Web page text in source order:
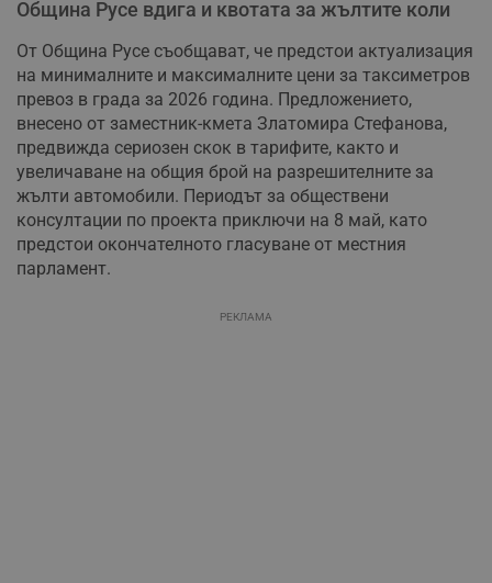
Община Русе вдига и квотата за жълтите коли
От Община Русе съобщават, че предстои актуализация
на минималните и максималните цени за таксиметров
превоз в града за 2026 година. Предложението,
внесено от заместник-кмета Златомира Стефанова,
предвижда сериозен скок в тарифите, както и
увеличаване на общия брой на разрешителните за
жълти автомобили. Периодът за обществени
консултации по проекта приключи на 8 май, като
предстои окончателното гласуване от местния
парламент.
РЕКЛАМА